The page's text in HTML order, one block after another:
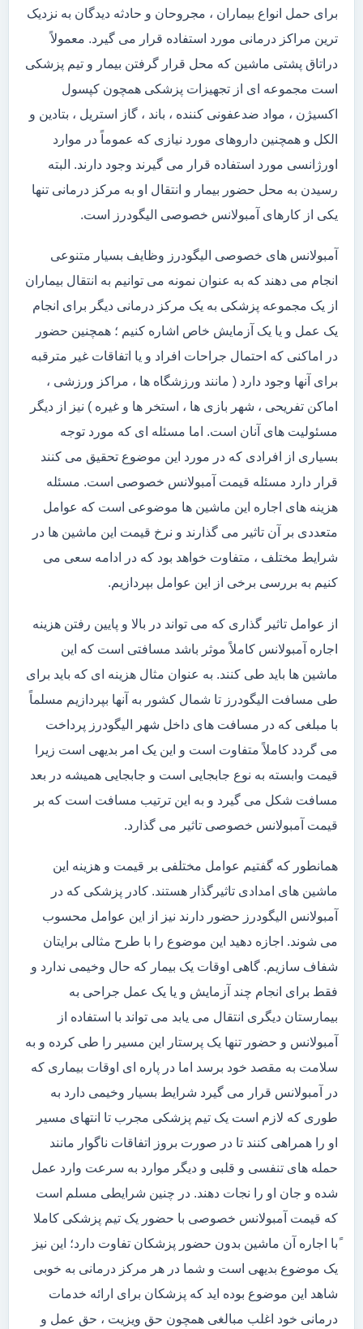
برای حمل انواع بیماران ، مجروحان و حادثه دیدگان به نزدیک
ترین مراکز درمانی مورد استفاده قرار می گیرد. معمولاً
دراتاق پشتی ماشین که محل قرار گرفتن بیمار و تیم پزشکی
است مجموعه ای از تجهیزات پزشکی همچون کپسول
اکسیژن ، مواد ضدعفونی کننده ، باند ، گاز استریل ، بتادین و
الکل و همچنین داروهای مورد نیازی که عموماً در موارد
اورژانسی مورد استفاده قرار می گیرند وجود دارند. البته
رسیدن به محل حضور بیمار و انتقال او به مرکز درمانی تنها
یکی از کارهای آمبولانس خصوصی الیگودرز است.
آمبولانس های خصوصی الیگودرز وظایف بسیار متنوعی
انجام می دهند که به عنوان نمونه می توانیم به انتقال بیماران
از یک مجموعه پزشکی به یک مرکز درمانی دیگر برای انجام
یک عمل و یا یک آزمایش خاص اشاره کنیم ؛ همچنین حضور
در اماکنی که احتمال جراحات افراد و یا اتفاقات غیر مترقبه
برای آنها وجود دارد ( مانند ورزشگاه ها ، مراکز ورزشی ،
اماکن تفریحی ، شهر بازی ها ، استخر ها و غیره ) نیز از دیگر
مسئولیت های آنان است. اما مسئله ای که مورد توجه
بسیاری از افرادی که در مورد این موضوع تحقیق می کنند
قرار دارد مسئله قیمت آمبولانس خصوصی است. مسئله
هزینه های اجاره این ماشین ها موضوعی است که عوامل
متعددی بر آن تاثیر می گذارند و نرخ قیمت این ماشین ها در
شرایط مختلف ، متفاوت خواهد بود که در ادامه سعی می
کنیم به بررسی برخی از این عوامل بپردازیم.
از عوامل تاثیر گذاری که می تواند در بالا و پایین رفتن هزینه
اجاره آمبولانس کاملاً موثر باشد مسافتی است که این
ماشین ها باید طی کنند. به عنوان مثال هزینه ای که باید برای
طی مسافت الیگودرز تا شمال کشور به آنها بپردازیم مسلماً
با مبلغی که در مسافت های داخل شهر الیگودرز پرداخت
می گردد کاملاً متفاوت است و این یک امر بدیهی است زیرا
قیمت وابسته به نوع جابجایی است و جابجایی همیشه در بعد
مسافت شکل می گیرد و به این ترتیب مسافت است که بر
قیمت آمبولانس خصوصی تاثیر می گذارد.
همانطور که گفتیم عوامل مختلفی بر قیمت و هزینه این
ماشین های امدادی تاثیرگذار هستند. کادر پزشکی که در
آمبولانس الیگودرز حضور دارند نیز از این عوامل محسوب
می شوند. اجازه دهید این موضوع را با طرح مثالی برایتان
شفاف سازیم. گاهی اوقات یک بیمار که حال وخیمی ندارد و
فقط برای انجام چند آزمایش و یا یک عمل جراحی به
بیمارستان دیگری انتقال می یابد می تواند با استفاده از
آمبولانس و حضور تنها یک پرستار این مسیر را طی کرده و به
سلامت به مقصد خود برسد اما در پاره ای اوقات بیماری که
در آمبولانس قرار می گیرد شرایط بسیار وخیمی دارد به
طوری که لازم است یک تیم پزشکی مجرب تا انتهای مسیر
او را همراهی کنند تا در صورت بروز اتفاقات ناگوار مانند
حمله های تنفسی و قلبی و دیگر موارد به سرعت وارد عمل
شده و جان او را نجات دهند. در چنین شرایطی مسلم است
که قیمت آمبولانس خصوصی با حضور یک تیم پزشکی کاملا
ًبا اجاره آن ماشین بدون حضور پزشکان تفاوت دارد؛ این نیز
یک موضوع بدیهی است و شما در هر مرکز درمانی به خوبی
شاهد این موضوع بوده اید که پزشکان برای ارائه خدمات
درمانی خود اغلب مبالغی همچون حق ویزیت ، حق عمل و